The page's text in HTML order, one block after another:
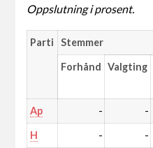
Oppslutning i prosent.
Parti Stemmer
Forhånd Valgting
Ap - -
H - -